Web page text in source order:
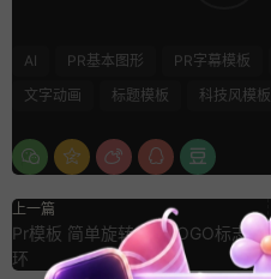
AI PR基本图形 PR字幕模板
文字动画
标题模板 科技风模板
上一篇
Pr模板 简单旋转 3D LOGO标志循
环